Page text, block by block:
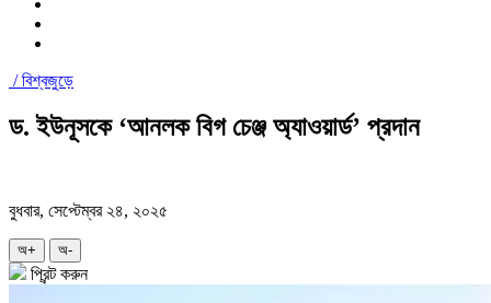
/বিশ্বজুড়ে
ড. ইউনূসকে ‘আনলক বিগ চেঞ্জ অ্যাওয়ার্ড’ প্রদান
বুধবার, সেপ্টেম্বর ২৪, ২০২৫
অ+ অ-
প্রিন্ট করুন